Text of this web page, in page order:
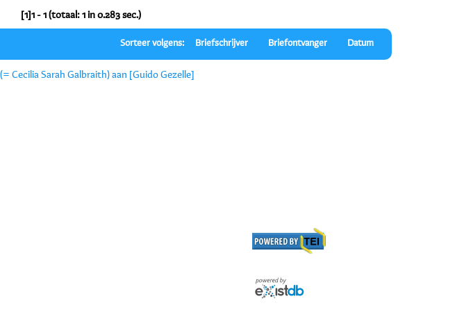
[1]1 - 1 (totaal: 1 in 0.283 sec.)
Sorteer volgens: Briefschrijver Briefontvanger Datum
Cecilia Sarah Galbraith) aan [Guido Gezelle]